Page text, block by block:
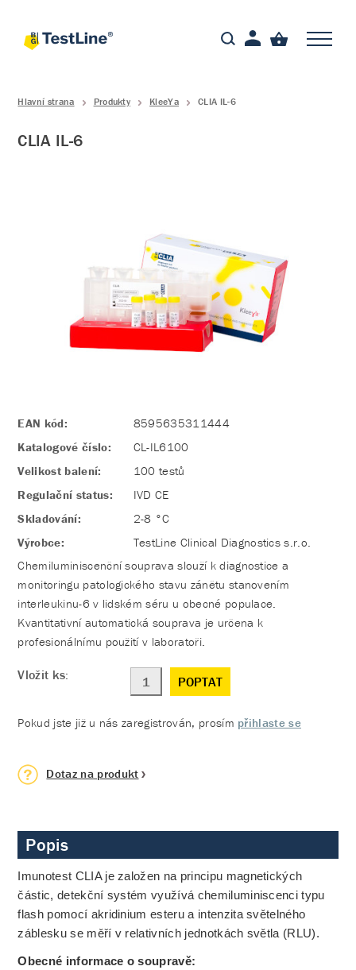
Hlavní strana Produkty KleeYa CLIA IL-6
CLIA IL-6
EAN kód:
8595635311444
Katalogové číslo:
CL-IL6100
Velikost balení:
100 testů
Regulační status:
IVD CE
Skladování:
2-8 °C
Výrobce:
TestLine Clinical Diagnostics s.r.o.
Chemiluminiscenční souprava slouží k diagnostice a
monitoringu patologického stavu zánětu stanovením
interleukinu-6 v lidském séru u obecné populace.
Kvantitativní automatická souprava je určena k
profesionálnímu použití v laboratoři.
Vložit ks: POPTAT
Pokud jste již u nás zaregistrován, prosím přihlaste se
Dotaz na produkt
Popis
Imunotest CLIA je založen na principu magnetických
částic, detekční systém využívá chemiluminiscenci typu
flash pomocí akridinium esteru a intenzita světelného
záblesku se měří v relativních jednotkách světla (RLU).
Obecné informace o soupravě: